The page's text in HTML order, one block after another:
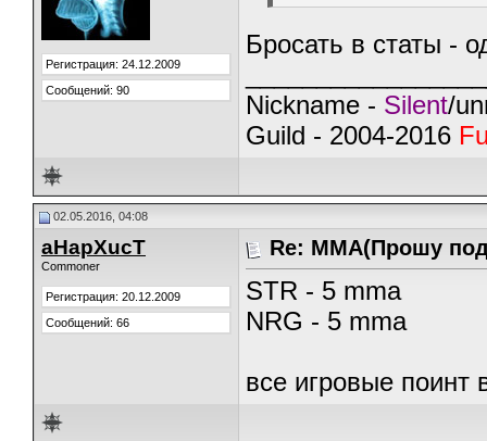
Регистрация: 24.12.2009
Сообщений: 90
Бросать в статы -
Nickname - Silent/
Guild - 2004-2016
02.05.2016, 04:08
aHapXucT
Commoner
Регистрация: 20.12.2009
Сообщений: 66
Re: ММА(Прошу
STR - 5 mma
NRG - 5 mma
все игровые поинт